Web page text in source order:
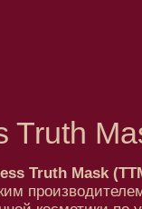
новый уровень.
и длительным
первым азиатским
свои маски
маски и сыворотки
известность,
лучших отелей (таких как
и Burj Al Arab) доверяют
→